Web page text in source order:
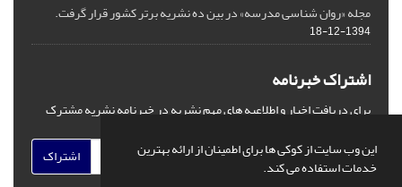
این وب سایت از کوکی ها برای اطمینان از ارائه بهترین
خدمات استفاده می کند.
مجله «روان شناسی مدرسه» در بین ده نشریه برتر کشور قرار گرفت.
1394-12-18
اشتراک خبرنامه
برای دریافت اخبار و اطلاعیه های مهم نشریه در خبرنامه نشریه مشترک
اشتراک